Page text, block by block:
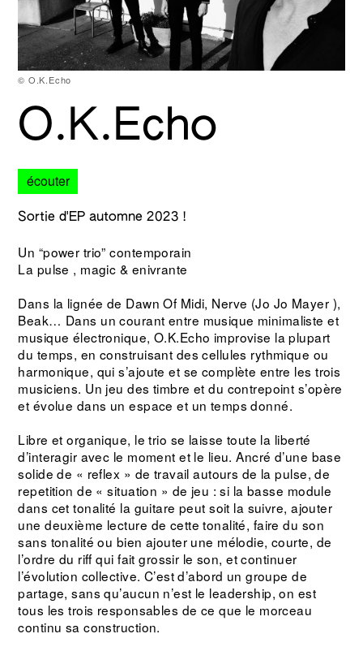
© O.K.Echo
O.K.Echo
écouter
Sortie d'EP automne 2023 !
Un “power trio” contemporain
La pulse , magic & enivrante
Dans la lignée de Dawn Of Midi, Nerve (Jo Jo Mayer ),
Beak… Dans un courant entre musique minimaliste et
musique électronique, O.K.Echo improvise la plupart
du temps, en construisant des cellules rythmique ou
harmonique, qui s’ajoute et se complète entre les trois
musiciens. Un jeu des timbre et du contrepoint s’opère
et évolue dans un espace et un temps donné.
Libre et organique, le trio se laisse toute la liberté
d’interagir avec le moment et le lieu. Ancré d’une base
solide de « reflex » de travail autours de la pulse, de
repetition de « situation » de jeu : si la basse module
dans cet tonalité la guitare peut soit la suivre, ajouter
une deuxième lecture de cette tonalité, faire du son
sans tonalité ou bien ajouter une mélodie, courte, de
l’ordre du riff qui fait grossir le son, et continuer
l’évolution collective. C’est d’abord un groupe de
partage, sans qu’aucun n’est le leadership, on est
tous les trois responsables de ce que le morceau
continu sa construction.